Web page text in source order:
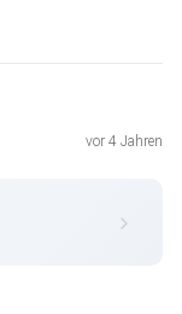
vor 4 Jahren